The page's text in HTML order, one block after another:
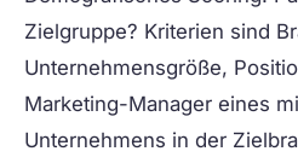
Zielgruppe? Kriterien sind
Unternehmensgröße,
Marketing-Manager eines
Unternehmens in der